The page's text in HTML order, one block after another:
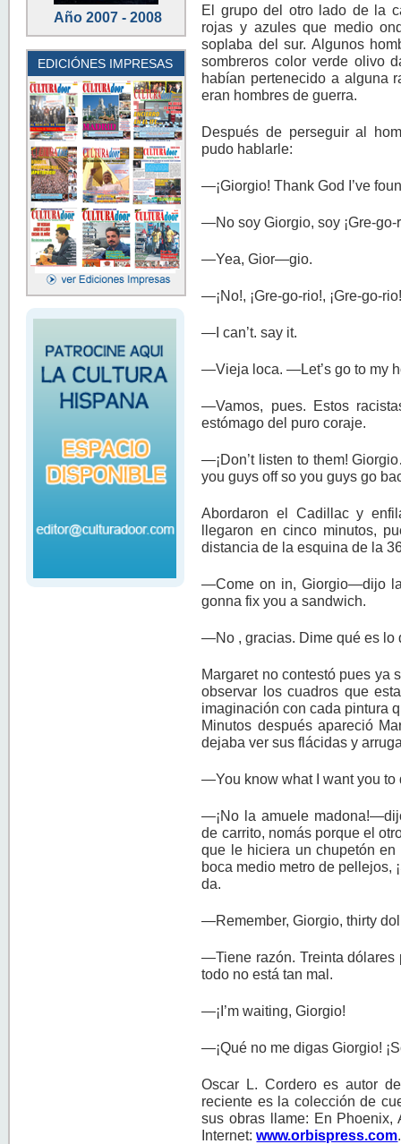
Año 2007 - 2008
EDICIÓNES IMPRESAS
El grupo del otro lado de la
rojas y azules que medio
soplaba del sur. Algunos
sombreros color verde olivo
habían pertenecido a alguna
eran hombres de guerra.
Después de perseguir al
pudo hablarle:
—¡Giorgio! Thank God I’ve
—No soy Giorgio, soy ¡Gre-go-
—Yea, Gior—gio.
—¡No!, ¡Gre-go-rio!, ¡Gre-go-
—I can’t. say it.
—Vieja loca. —Let’s go to my
—Vamos, pues. Estos
estómago del puro coraje.
—¡Don’t listen to them!
you guys off so you guys go
Abordaron el Cadillac y
llegaron en cinco minutos,
distancia de la esquina de la
—Come on in, Giorgio—dijo
gonna fix you a sandwich.
—No , gracias. Dime qué es lo
Margaret no contestó pues ya
observar los cuadros que
imaginación con cada pintura
Minutos después apareció
dejaba ver sus flácidas y
—You know what I want you
—¡No la amuele
de carrito, nomás porque el
que le hiciera un chupetón
boca medio metro de pellejos,
da.
—Remember, Giorgio, thirty
—Tiene razón. Treinta dólares
todo no está tan mal.
—¡I’m waiting, Giorgio!
—¡Qué no me digas Giorgio!
Oscar L. Cordero es autor
reciente es la colección de
sus obras llame: En Phoenix,
Internet:www.orbispress.com.